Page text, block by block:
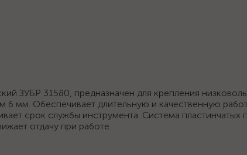
ЗУБР 31580, предназначен для крепления
мм. Обеспечивает длительную и качественную
срок службы инструмента. Система пластинчатых
отдачу при работе.